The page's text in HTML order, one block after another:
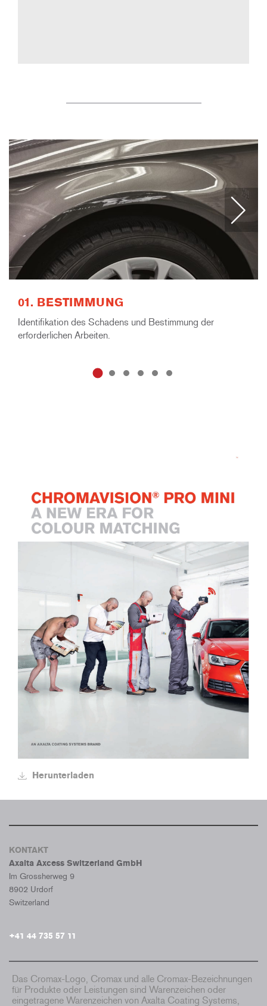
01. BESTIMMUNG
Identifikation des Schadens und Bestimmung der
erforderlichen Arbeiten.
Herunterladen
KONTAKT
Axalta Axcess Switzerland GmbH
Im Grossherweg 9
8902 Urdorf
Switzerland
+41 44 735 57 11
Das Cromax-Logo, Cromax und alle Cromax-Bezeichnungen
für Produkte oder Leistungen sind Warenzeichen oder
eingetragene Warenzeichen von Axalta Coating Systems,